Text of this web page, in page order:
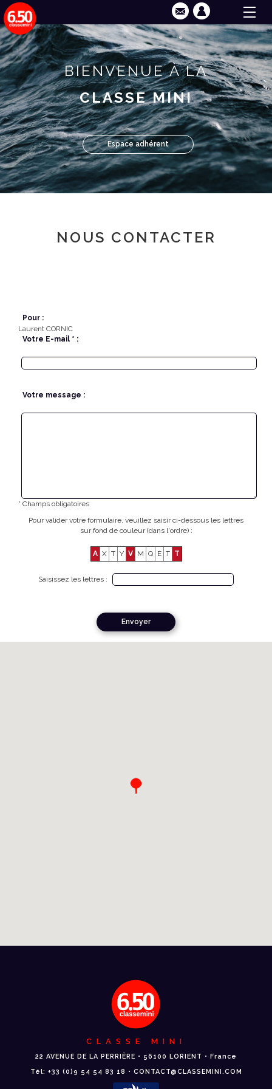
BIENVENUE À LA
CLASSE MINI
Espace adhérent
NOUS CONTACTER
Pour :
Laurent CORNIC
Votre E-mail * :
Votre message :
* Champs obligatoires
Pour valider votre formulaire, veuillez saisir ci-dessous les lettres
sur fond de couleur (dans l'ordre) :
A X T Y V M Q E T T
Saisissez les lettres :
CLASSE MINI
22 AVENUE DE LA PERRIÈRE • 56100 LORIENT • France
Tél: +33 (0)9 54 54 83 18 • CONTACT@CLASSEMINI.COM